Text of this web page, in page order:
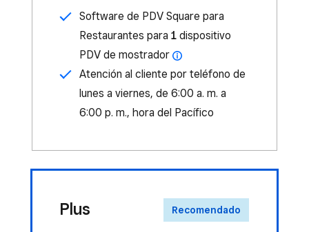
Software de PDV Square para
Restaurantes para 1 dispositivo
PDV de mostrador
Atención al cliente por teléfono de
lunes a viernes, de 6:00 a. m. a
6:00 p. m., hora del Pacífico
Plus Recomendado